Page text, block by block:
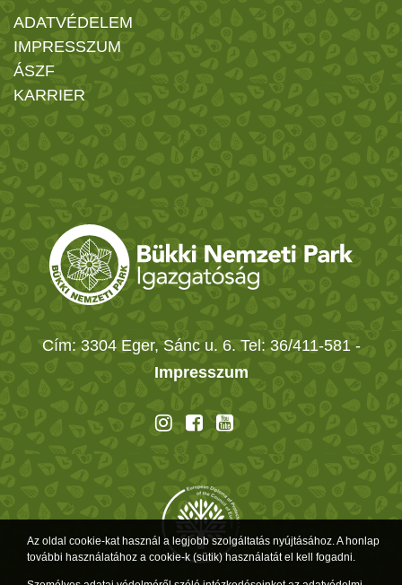
ADATVÉDELEM
IMPRESSZUM
ÁSZF
KARRIER
Cím: 3304 Eger, Sánc u. 6. Tel: 36/411-581 -
Impresszum
Az oldal cookie-kat használ a legjobb szolgáltatás nyújtásához. A honlap
további használatához a cookie-k (sütik) használatát el kell fogadni.